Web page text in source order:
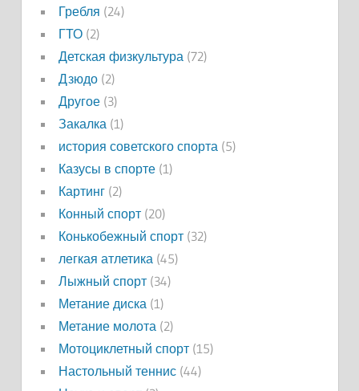
Гребля (24)
ГТО(2)
Детская физкультура (72)
Дзюдо(2)
Другое(3)
Закалка (1)
история советского спорта (5)
Казусы в спорте(1)
Картинг(2)
Конный спорт(20)
Конькобежный спорт(32)
легкая атлетика (45)
Лыжный спорт(34)
Метание диска (1)
Метание молота (2)
Мотоциклетный спорт(15)
Настольный теннис(44)